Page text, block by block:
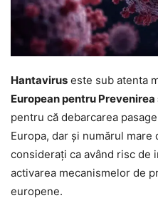
Hantavirus este sub atenta
European pentru
pentru că debarcarea
Europa, dar și numărul
considerați ca având risc de
activarea mecanismelor de
europene.